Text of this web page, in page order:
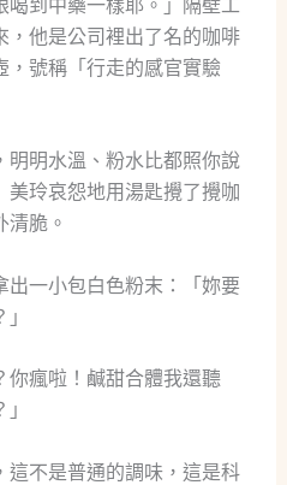
喝到中藥一樣耶。」隔壁工
，他是公司裡出了名的咖啡
，號稱「行走的感官實驗
明明水溫、粉水比都照你說
玲哀怨地用湯匙攪了攪咖
清脆。
出一小包白色粉末：「妳要
瘋啦！鹹甜合體我還聽
這不是普通的調味，這是科